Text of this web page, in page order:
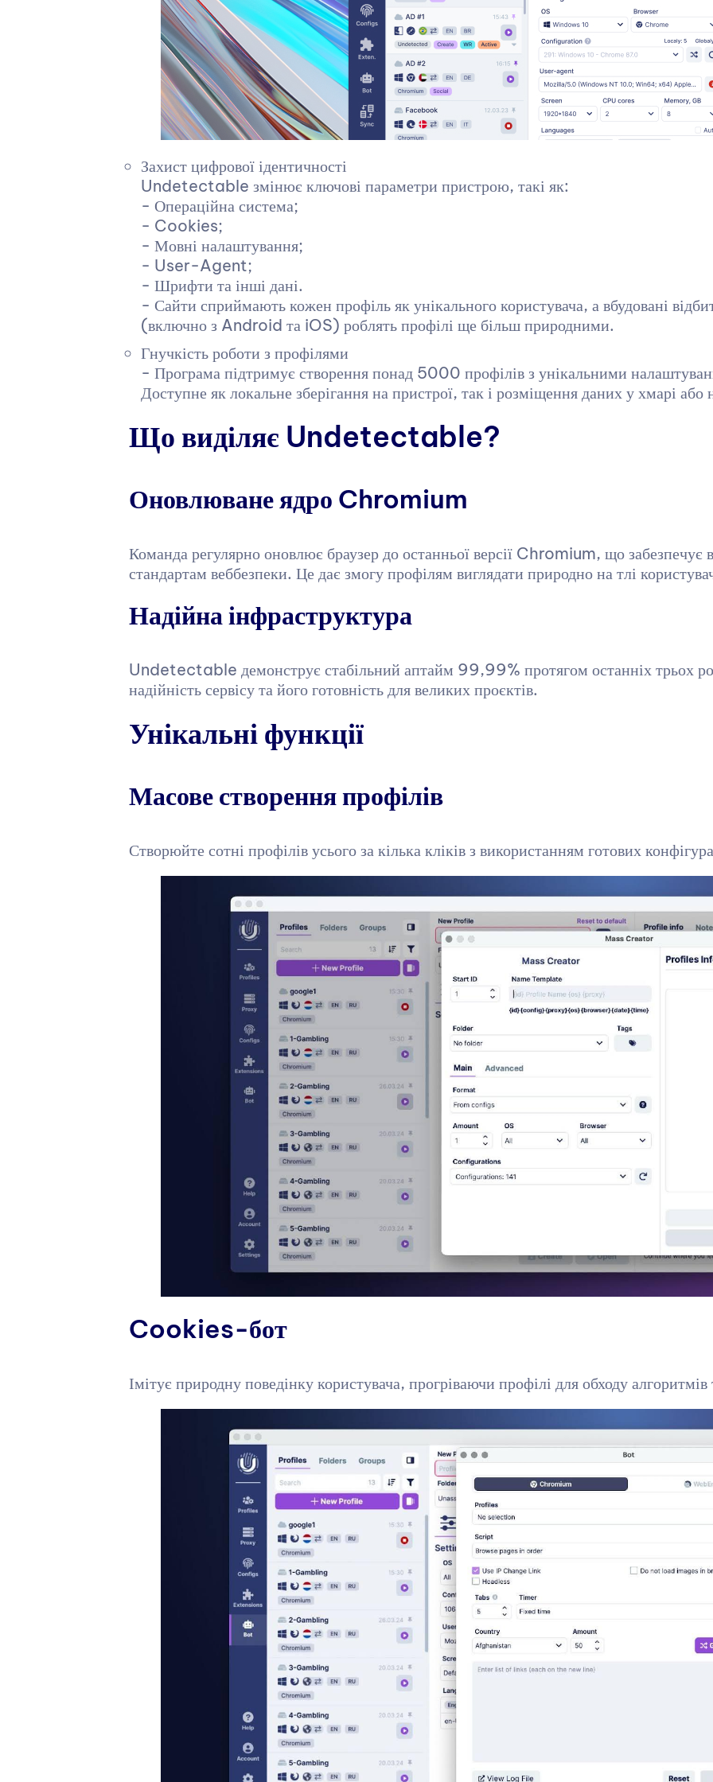
Захист цифрової ідентичності
Undetectable змінює ключові параметри пристрою, такі як:
- Операційна система;
- Cookies;
- Мовні налаштування;
- User-Agent;
- Шрифти та інші дані.
- Сайти сприймають кожен профіль як унікального користувача, а вбудовані
(включно з Android та iOS) роблять профілі ще більш природними.
Гнучкість роботи з профілями
- Програма підтримує створення понад 5000 профілів з унікальними
Доступне як локальне зберігання на пристрої, так і розміщення даних у хмарі або
Що виділяє Undetectable?
Оновлюване ядро Chromium
Команда регулярно оновлює браузер до останньої версії Chromium, що забезпечує
стандартам веббезпеки. Це дає змогу профілям виглядати природно на тлі
Надійна інфраструктура
Undetectable демонструє стабільний аптайм 99,99% протягом останніх трьох
надійність сервісу та його готовність для великих проєктів.
Унікальні функції
Масове створення профілів
Створюйте сотні профілів усього за кілька кліків з використанням готових
Cookies-бот
Імітує природну поведінку користувача, прогріваючи профілі для обходу алгоритмів